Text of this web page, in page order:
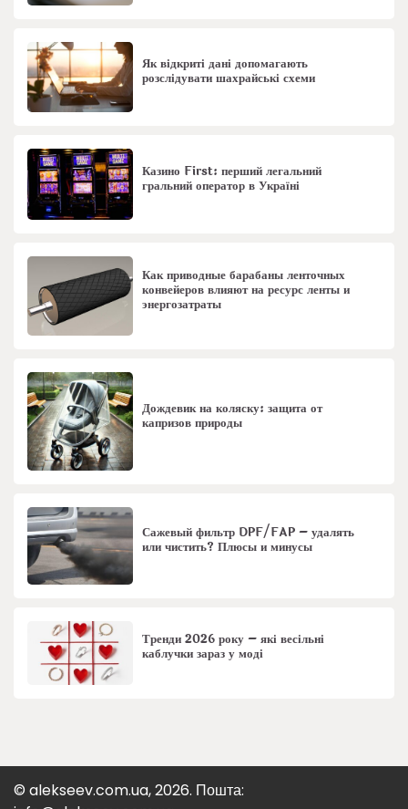
Як відкриті дані допомагають
розслідувати шахрайські схеми
Казино First: перший легальний
гральний оператор в Україні
Как приводные барабаны ленточных
конвейеров влияют на ресурс ленты и
энергозатраты
Дождевик на коляску: защита от
капризов природы
Сажевый фильтр DPF/FAP – удалять
или чистить? Плюсы и минусы
Тренди 2026 року – які весільні
каблучки зараз у моді
© alekseev.com.ua, 2026. Пошта: